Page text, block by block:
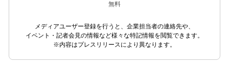
無料
メディアユーザー登録を行うと、企業担当者の連絡先や、
イベント・記者会見の情報など様々な特記情報を閲覧できます。
※内容はプレスリリースにより異なります。